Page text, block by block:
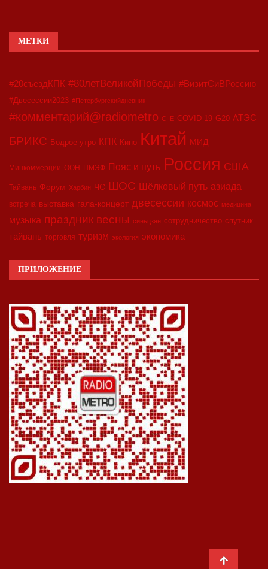
МЕТКИ
#20съездКПК #80летВеликойПобеды #ВизитСиВРоссию
#Двесессии2023 #Петербургскийдневник
#комментарий@radiometro CIIE COVID-19 G20 АТЭС
БРИКС Бодрое утро КПК Кино Китай МИД
Минкоммерции ООН ПМЭФ Пояс и путь Россия США
Тайвань Форум Харбин ЧС ШОС Шёлковый путь азиада
встреча выставка гала-концерт двесессии космос медицина
музыка праздник весны синьцзян сотрудничество спутник
тайвань торговля туризм экология экономика
ПРИЛОЖЕНИЕ